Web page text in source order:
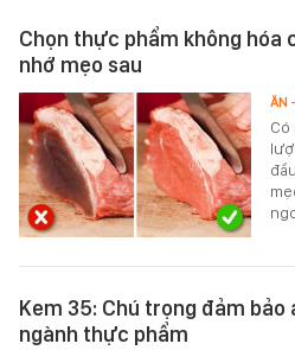
Chọn thực phẩm không hóa
nhớ mẹo sau
Có
ĂN
Kem 35: Chú trọng đảm
ngành thực phẩm